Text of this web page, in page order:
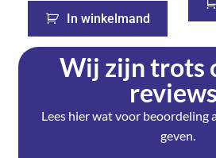
In winkelmand
Wij zijn trots
Lees hier wat voor beoordeling
geven.